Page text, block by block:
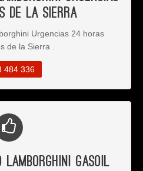
de la Sierra
Urgencias 24 horas
de la Sierra .
484 336
Gasoil